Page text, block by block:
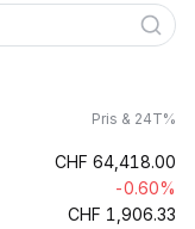
Pris & 24T%
CHF 64,418.00
-0.60%
CHF 1,906.33